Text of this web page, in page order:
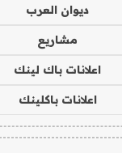
ديوان العرب
مشاريع
اعلانات باك لينك
اعلانات باكلينك